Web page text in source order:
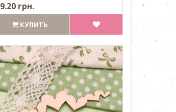
9.20 грн.
КУПИТЬ